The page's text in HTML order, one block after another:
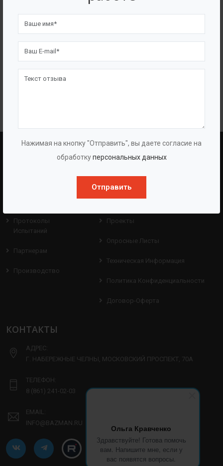
Нажимая на кнопку "Отправить", вы даете согласие на
обработкуперсональных данных
Отправить
Ольга Кравченко
Здравствуйте! Готова помочь
вам. Напишите мне, если у
вас появятся вопросы.
Протоколы
Испытаний
Партнерам
Производство
ПОЛЕЗНЫЕ ССЫЛКИ
Услуги
Проекты
Опросные Листы
Техническая Информация
Политика Конфиденциальности
Договор-Оферта
КОНТАКТЫ
АДРЕС:
Г. НАБЕРЕЖНЫЕ ЧЕЛНЫ, МОСКОВСКИЙ ПРОСПЕКТ, 70А
ТЕЛЕФОН:
8 (861) 241-02-03
EMAIL:
INFO@BAZMAN.RU